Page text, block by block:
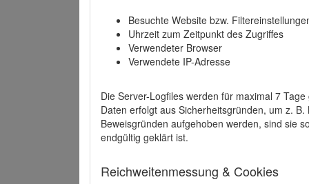
Besuchte Website bzw.
Uhrzeit zum Zeitpunkt des Zugriffes
Verwendeter Browser
Verwendete IP-Adresse
Die Server-Logfiles werden für maximal 7
Daten erfolgt aus Sicherheitsgründen, um z.
Beweisgründen aufgehoben werden, sind sie
endgültig geklärt ist.
Reichweitenmessung & Cookies